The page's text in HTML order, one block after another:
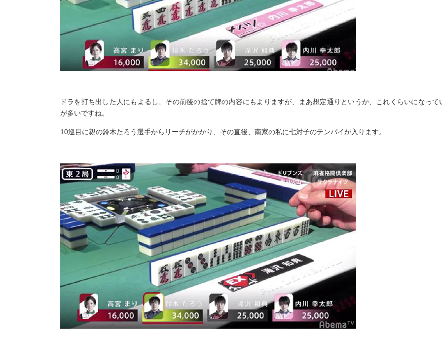
ドラを打ち出した人にもよるし、その前後の捨て牌の内容にもよりますが、まあ想定通りというか、これくらいになって
が多いですね。
10巡目に親の鈴木たろう選手からリーチがかかり、その直後、南家の私に七対子のテンパイが入ります。